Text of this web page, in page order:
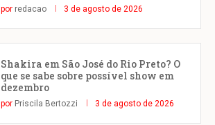
por redacao 3 de agosto de 2026
Shakira em São José do Rio Preto? O
que se sabe sobre possível show em
dezembro
por Priscila Bertozzi 3 de agosto de 2026